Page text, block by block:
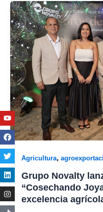
Agricultura,
Grupo Novalty
“Cosechando
excelencia
Youtube
Facebook
Twitter
Linkedin
Instagram